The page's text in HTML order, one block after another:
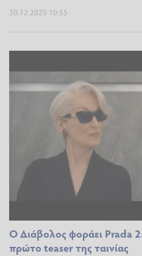
30.12.2025 10:55
Ο Διάβολος φοράει Prada
πρώτο teaser της ταινίας